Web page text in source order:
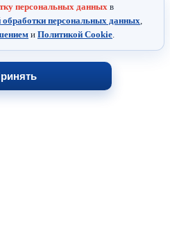
персональных данных в
персональных данных
и Политикой Cookie